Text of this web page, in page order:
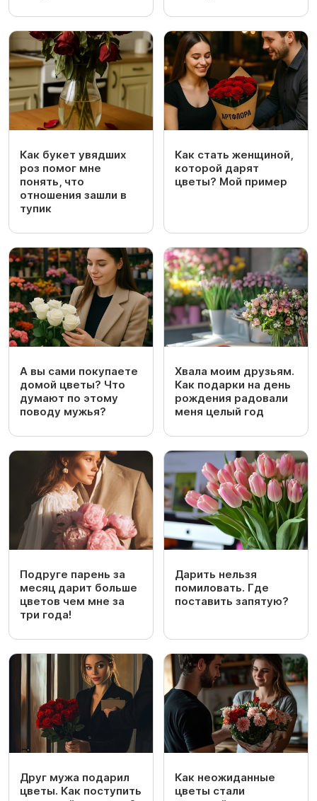
Как букет увядших
роз помог мне
понять, что
отношения зашли в
тупик
Как стать женщиной,
которой дарят
цветы? Мой пример
А вы сами покупаете
домой цветы? Что
думают по этому
поводу мужья?
Хвала моим друзьям.
Как подарки на день
рождения радовали
меня целый год
Подруге парень за
месяц дарит больше
цветов чем мне за
три года!
Дарить нельзя
помиловать. Где
поставить запятую?
Друг мужа подарил
цветы. Как поступить
Как неожиданные
цветы стали